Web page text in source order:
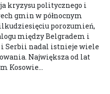
kryzysu politycznego i
gmin w północnym
porozumień,
między Belgradem i
i Serbii nadal istnieje wiele
Największa od lat
Kosowie...